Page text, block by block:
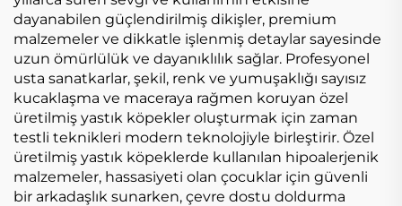
dayanabilen güçlendirilmiş dikişler, premium
malzemeler ve dikkatle işlenmiş detaylar sayesinde
uzun ömürlülük ve dayanıklılık sağlar. Profesyonel
usta sanatkarlar, şekil, renk ve yumuşaklığı sayısız
kucaklaşma ve maceraya rağmen koruyan özel
üretilmiş yastık köpekler oluşturmak için zaman
testli teknikleri modern teknolojiyle birleştirir. Özel
üretilmiş yastık köpeklerde kullanılan hipoalerjenik
malzemeler, hassasiyeti olan çocuklar için güvenli
bir arkadaşlık sunarken, çevre dostu doldurma